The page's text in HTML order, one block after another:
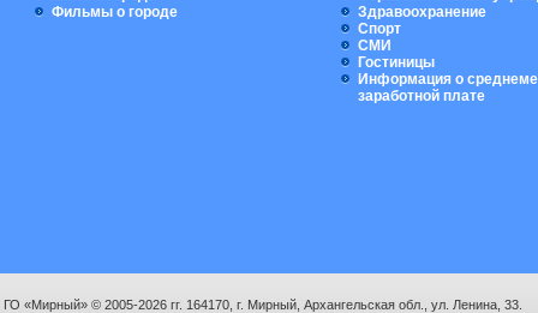
Фильмы о городе
Здравоохранение
Спорт
СМИ
Гостиницы
Информация о
заработной плате
ГО «Мирный» © 2005-2026 гг. 164170, г. Мирный, Архангельская обл., ул. Ленина, 33.